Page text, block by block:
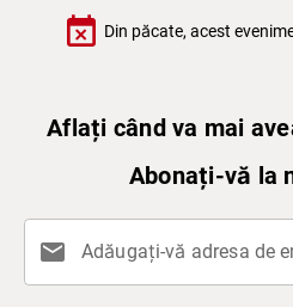
event_busy Din păcate, acest
Aflați când va mai
Abonați-vă la
mail Adăugați-vă adresa de